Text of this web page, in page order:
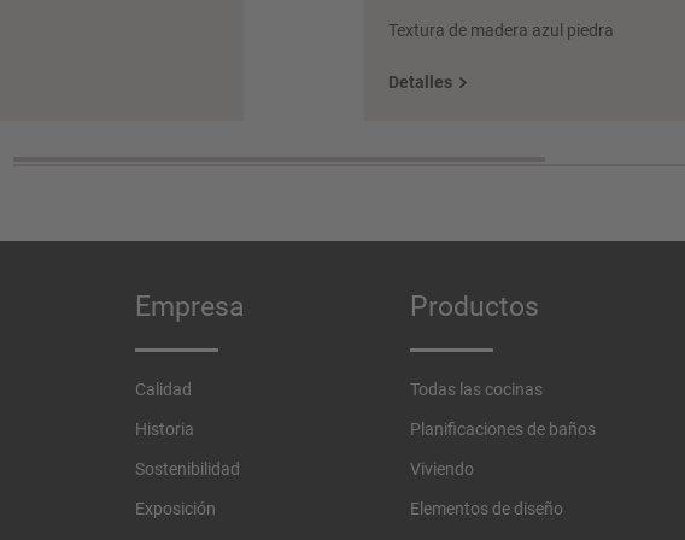
Textura de madera azul piedra
Detalles
Empresa
Calidad
Historia
Sostenibilidad
Exposición
Productos
Todas las cocinas
Planificaciones de baños
Viviendo
Elementos de diseño